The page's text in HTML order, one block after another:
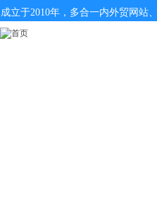
成立于2010年，多合一内外贸网站